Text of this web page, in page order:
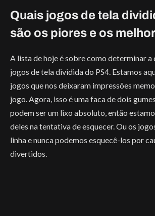
Quais jogos de tela
são os piores e os
A lista de hoje é sobre como determinar a
jogos de tela dividida do PS4. Estamos
jogos que nos deixaram impressões
jogo. Agora, isso é uma faca de dois
podem ser um lixo absoluto, então
deles na tentativa de esquecer. Ou os
linha e nunca podemos esquecê-los por
divertidos.